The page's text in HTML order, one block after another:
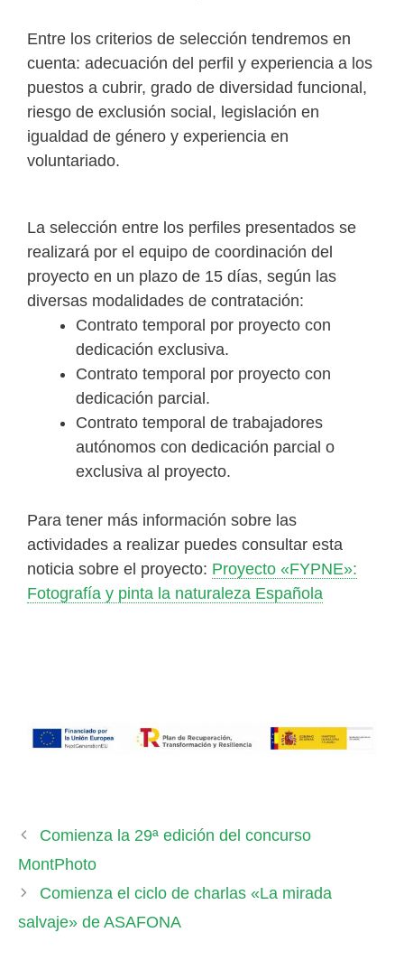
Entre los criterios de selección tendremos en
cuenta: adecuación del perfil y experiencia a los
puestos a cubrir, grado de diversidad funcional,
riesgo de exclusión social, legislación en
igualdad de género y experiencia en
voluntariado.
La selección entre los perfiles presentados se
realizará por el equipo de coordinación del
proyecto en un plazo de 15 días, según las
diversas modalidades de contratación:
Contrato temporal por proyecto con
dedicación exclusiva.
Contrato temporal por proyecto con
dedicación parcial.
Contrato temporal de trabajadores
autónomos con dedicación parcial o
exclusiva al proyecto.
Para tener más información sobre las
actividades a realizar puedes consultar esta
noticia sobre el proyecto: Proyecto «FYPNE»:
Fotografía y pinta la naturaleza Española
Comienza la 29ª edición del concurso
MontPhoto
Comienza el ciclo de charlas «La mirada
salvaje» de ASAFONA